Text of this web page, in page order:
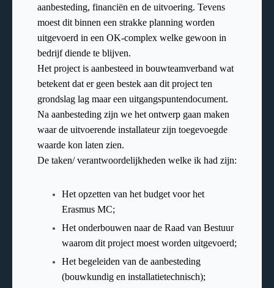
aanbesteding, financiën en de uitvoering. Tevens
moest dit binnen een strakke planning worden
uitgevoerd in een OK-complex welke gewoon in
bedrijf diende te blijven.
Het project is aanbesteed in bouwteamverband wat
betekent dat er geen bestek aan dit project ten
grondslag lag maar een uitgangspuntendocument.
Na aanbesteding zijn we het ontwerp gaan maken
waar de uitvoerende installateur zijn toegevoegde
waarde kon laten zien.
De taken/ verantwoordelijkheden welke ik had zijn:
Het opzetten van het budget voor het
Erasmus MC;
Het onderbouwen naar de Raad van Bestuur
waarom dit project moest worden uitgevoerd;
Het begeleiden van de aanbesteding
(bouwkundig en installatietechnisch);